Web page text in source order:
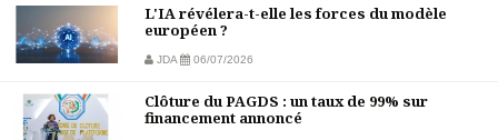
L'IA révélera-t-elle les forces du modèle
européen ?
JDA 06/07/2026
Clôture du PAGDS : un taux de 99% sur
financement annoncé